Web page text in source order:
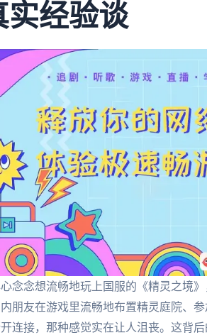
实经验谈
念念想流畅地玩上国服的《精灵之境》
朋友在游戏里流畅地布置精灵庭院、
连接，那种感觉实在让人沮丧。这背